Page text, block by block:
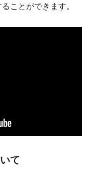
ことができます。
て